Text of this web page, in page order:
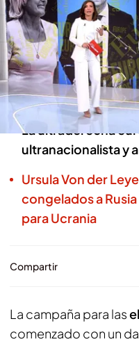
Redacción digital
24 MAY 2024 - 17:02h.
La religión, la
Rusia y Ucrania son
más discrepan
La ultraderecha
ultranacionalista y
Ursula Von der
congelados a
para Ucrania
Compartir
La campaña para las
comenzado con un